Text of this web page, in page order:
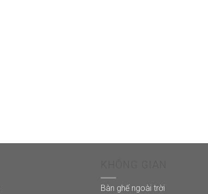
Bàn ghế ngoài trời